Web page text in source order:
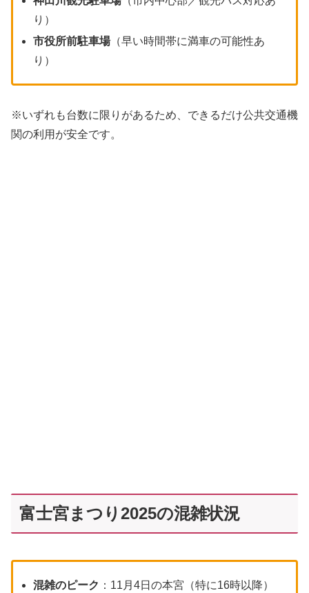
り）
市役所前駐車場（早い時間帯に満車の可能性あ
り）
※いずれも台数に限りがあるため、できるだけ公共交通機
関の利用が安全です。
富士宮まつり2025の混雑状況
混雑のピーク ：11月4日の本宮（特に16時以降）